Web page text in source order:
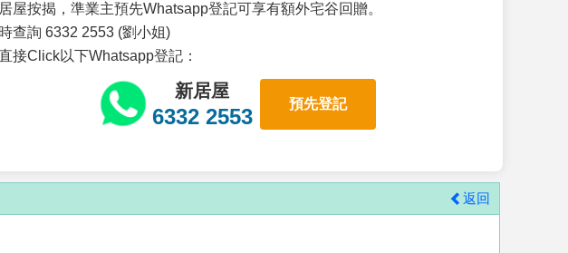
屋按揭，準業主預先Whatsapp登記可享有額外宅谷回贈。
查詢 6332 2553 (劉小姐)
接Click以下Whatsapp登記：
新居屋
6332 2553
預先登記
返回